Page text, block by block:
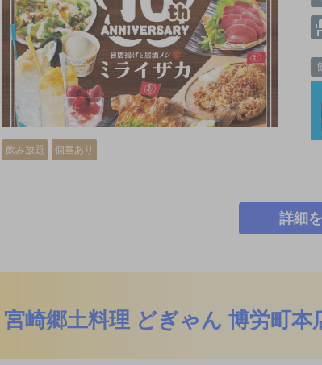
飲み放題 個室あり
詳細
宮崎郷土料理 どぎゃん 博労町本